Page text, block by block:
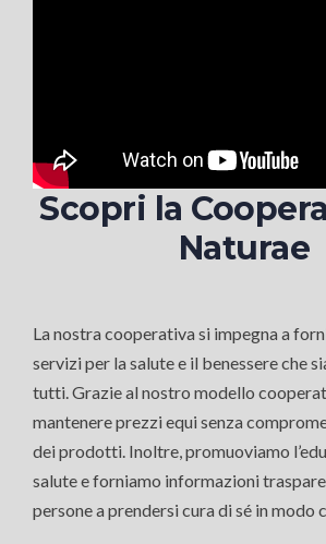
Scopri la
Naturae
La nostra cooperativa si impegna a
servizi per la salute e il benessere che
tutti. Grazie al nostro modello
mantenere prezzi equi senza
dei prodotti. Inoltre, promuoviamo
salute e forniamo informazioni
persone a prendersi cura di sé in modo